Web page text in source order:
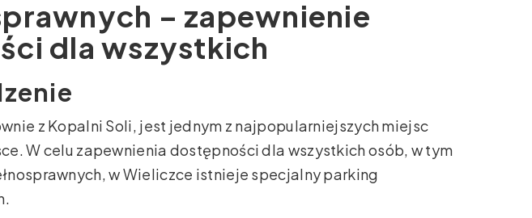
– zapewnienie
dla wszystkich
z Kopalni Soli, jest jednym z najpopularniejszych miejsc
W celu zapewnienia dostępności dla wszystkich osób, w tym
w Wieliczce istnieje specjalny parking